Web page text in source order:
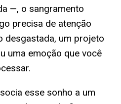
—, o sangramento
precisa de atenção
desgastada, um projeto
uma emoção que você
esse sonho a um